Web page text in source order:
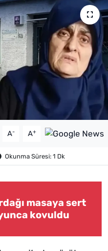
A- A+
Okunma Süresi: 1 Dk
masaya sert
kovuldu